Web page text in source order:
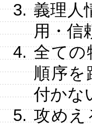
義理人
用・信
全ての
順序を
付かな
攻めえ